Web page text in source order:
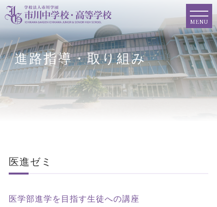
MENU
進路指導・取り組み
医進ゼミ
医学部進学を目指す生徒への講座